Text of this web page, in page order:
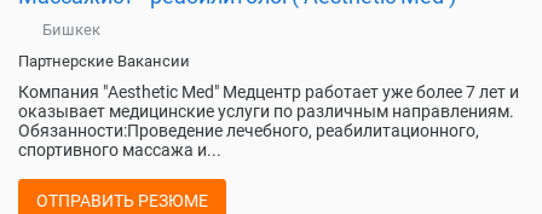
Бишкек
Партнерские Вакансии
Компания "Aesthetic Med" Медцентр работает уже более 7 лет и
оказывает медицинские услуги по различным направлениям.
Обязанности:Проведение лечебного, реабилитационного,
спортивного массажа и...
ОТПРАВИТЬ РЕЗЮМЕ